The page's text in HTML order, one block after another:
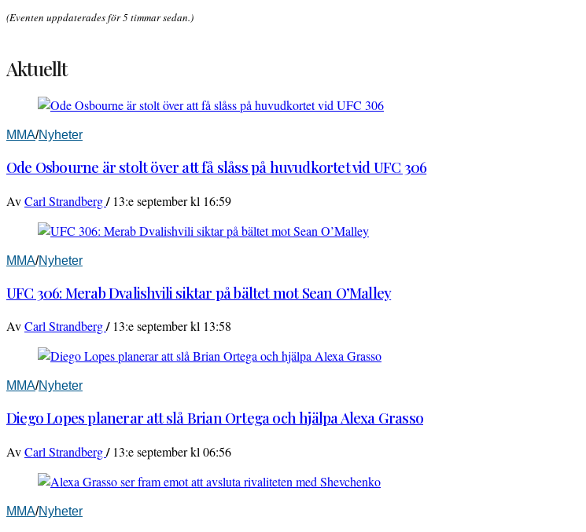
(Eventen uppdaterades för 5 timmar sedan.)
Aktuellt
MMA/Nyheter
Ode Osbourne är stolt över att få slåss på huvudkortet vid UFC 306
AvCarl Strandberg/ 13:e september kl 16:59
MMA/Nyheter
UFC 306: Merab Dvalishvili siktar på bältet mot Sean O’Malley
AvCarl Strandberg/ 13:e september kl 13:58
MMA/Nyheter
Diego Lopes planerar att slå Brian Ortega och hjälpa Alexa Grasso
AvCarl Strandberg/ 13:e september kl 06:56
MMA/Nyheter